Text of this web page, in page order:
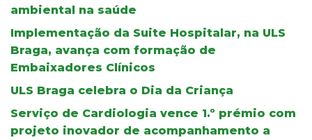
ambiental na saúde
Implementação da Suite Hospitalar, na ULS
Braga, avança com formação de
Embaixadores Clínicos
ULS Braga celebra o Dia da Criança
Serviço de Cardiologia vence 1.º prémio com
projeto inovador de acompanhamento a